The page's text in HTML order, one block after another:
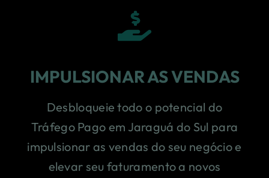
IMPULSIONAR AS VENDAS
Desbloqueie todo o potencial do
Tráfego Pago em Jaraguá do Sul para
impulsionar as vendas do seu negócio e
elevar seu faturamento a novos